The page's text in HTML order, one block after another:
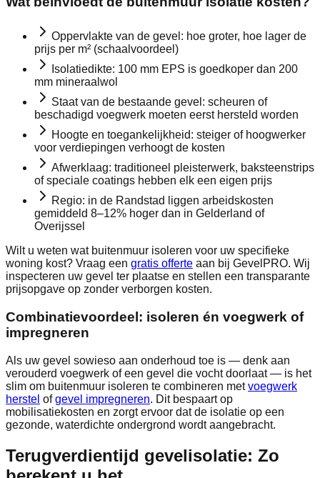
Oppervlakte van de gevel: hoe groter, hoe lager de
prijs per m² (schaalvoordeel)
Isolatiedikte: 100 mm EPS is goedkoper dan 200
mm mineraalwol
Staat van de bestaande gevel: scheuren of
beschadigd voegwerk moeten eerst hersteld worden
Hoogte en toegankelijkheid: steiger of hoogwerker
voor verdiepingen verhoogt de kosten
Afwerklaag: traditioneel pleisterwerk, baksteenstrips
of speciale coatings hebben elk een eigen prijs
Regio: in de Randstad liggen arbeidskosten
gemiddeld 8–12% hoger dan in Gelderland of
Overijssel
Wilt u weten wat buitenmuur isoleren voor uw specifieke
woning kost? Vraag een gratis offerte aan bij GevelPRO. Wij
inspecteren uw gevel ter plaatse en stellen een transparante
prijsopgave op zonder verborgen kosten.
Combinatievoordeel: isoleren én voegwerk of
impregneren
Als uw gevel sowieso aan onderhoud toe is — denk aan
verouderd voegwerk of een gevel die vocht doorlaat — is het
slim om buitenmuur isoleren te combineren met voegwerk
herstel of gevel impregneren. Dit bespaart op
mobilisatiekosten en zorgt ervoor dat de isolatie op een
gezonde, waterdichte ondergrond wordt aangebracht.
Terugverdientijd gevelisolatie: Zo